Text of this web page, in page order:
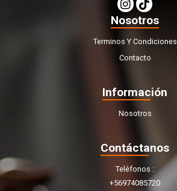
Nosotros
Terminos Y Condiciones
Contacto
Información
Nosotros
Contáctanos
Teléfonos
+56974085720